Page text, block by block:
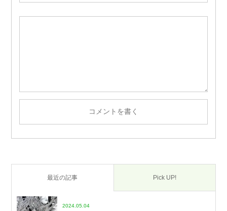
最近の記事 Pick UP!
2024.05.04